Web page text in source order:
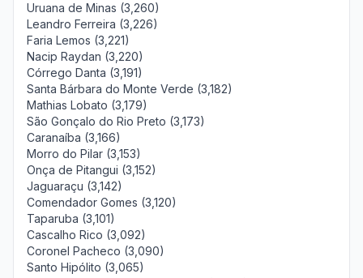
Uruana de Minas (3,260)
Leandro Ferreira (3,226)
Faria Lemos (3,221)
Nacip Raydan (3,220)
Córrego Danta (3,191)
Santa Bárbara do Monte Verde (3,182)
Mathias Lobato (3,179)
São Gonçalo do Rio Preto (3,173)
Caranaíba (3,166)
Morro do Pilar (3,153)
Onça de Pitangui (3,152)
Jaguaraçu (3,142)
Comendador Gomes (3,120)
Taparuba (3,101)
Cascalho Rico (3,092)
Coronel Pacheco (3,090)
Santo Hipólito (3,065)